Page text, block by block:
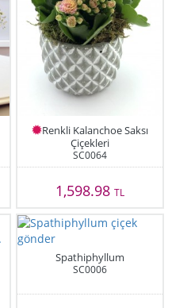
Renkli Kalanchoe Saksı
Çiçekleri
SC0064
1,598.98 TL
Spathiphyllum
SC0006